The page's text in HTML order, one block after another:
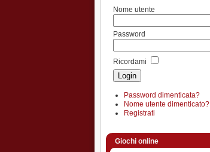
Nome utente
Password
Ricordami
Password dimenticata?
Nome utente dimenticato?
Registrati
Giochi online